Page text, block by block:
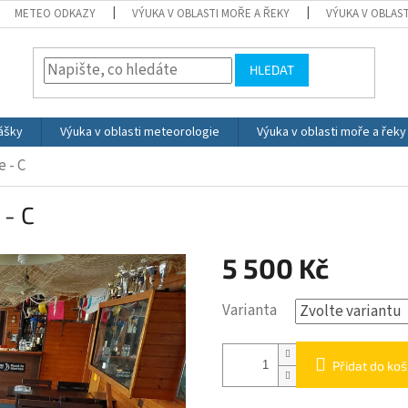
METEO ODKAZY VÝUKA V OBLASTI MOŘE A ŘEKY VÝUKA V
HLEDAT
Výuka v oblasti meteorologie Výuka v oblasti moře a řeky
- C
C
5 500 Kč
Měrná
cena:
Varianta
Přidat do